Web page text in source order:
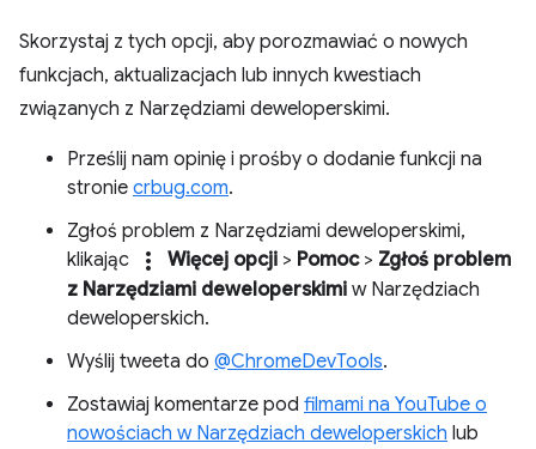
Skorzystaj z tych opcji, aby porozmawiać o nowych
funkcjach, aktualizacjach lub innych kwestiach
związanych z Narzędziami deweloperskimi.
Prześlij nam opinię i prośby o dodanie funkcji na
stronie crbug.com.
Zgłoś problem z Narzędziami deweloperskimi,
klikając
more_vert Więcej opcji > Pomoc> Zgłoś problem
z Narzędziami deweloperskimi w Narzędziach
deweloperskich.
Wyślij tweeta do @ChromeDevTools.
Zostawiaj komentarze pod filmami na YouTube o
nowościach w Narzędziach deweloperskich lub